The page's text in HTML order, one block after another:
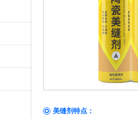
美缝剂特点：